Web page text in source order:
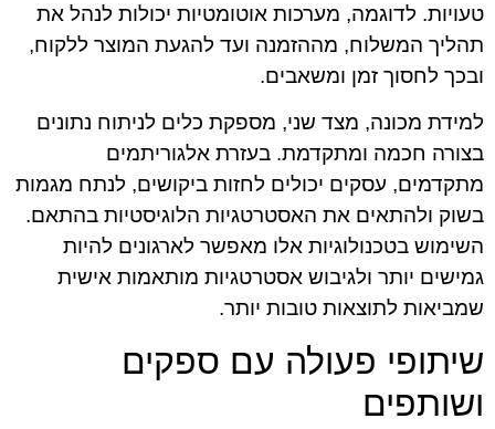
טעויות. לדוגמה, מערכות אוטומטיות יכולות לנהל את
תהליך המשלוח, מההזמנה ועד להגעת המוצר ללקוח,
ובכך לחסוך זמן ומשאבים.
למידת מכונה, מצד שני, מספקת כלים לניתוח נתונים
בצורה חכמה ומתקדמת. בעזרת אלגוריתמים
מתקדמים, עסקים יכולים לחזות ביקושים, לנתח מגמות
בשוק ולהתאים את האסטרטגיות הלוגיסטיות בהתאם.
השימוש בטכנולוגיות אלו מאפשר לארגונים להיות
גמישים יותר ולגיבוש אסטרטגיות מותאמות אישית
שמביאות לתוצאות טובות יותר.
שיתופי פעולה עם ספקים
ושותפים